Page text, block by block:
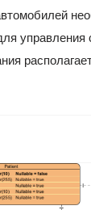
управления